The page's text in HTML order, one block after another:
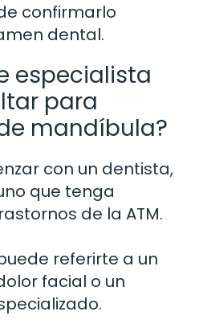
confirmarlo
dental.
especialista
para
mandíbula?
con un dentista,
que tenga
de la ATM.
referirte a un
facial o un